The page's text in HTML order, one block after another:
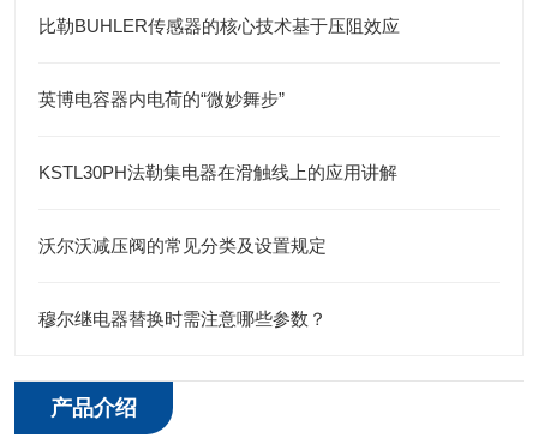
比勒BUHLER传感器的核心技术基于压阻效应
英博电容器内电荷的“微妙舞步”
KSTL30PH法勒集电器在滑触线上的应用讲解
沃尔沃减压阀的常见分类及设置规定
穆尔继电器替换时需注意哪些参数？
产品介绍